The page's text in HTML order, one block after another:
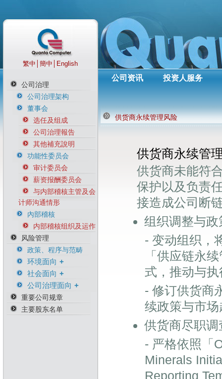
繁中 簡中 English
公司治理
公司治理架构
董事会
选任及组成
公司治理報告
其他補充說明
功能性委员会
审计委员会
薪资报酬委员会
与内部稽核主管及会
计师沟通情形
內部稽核
内部稽核组织及运作
风险管理
政策、程序与范畴
环境面向
环境危机风险
环境管理与职安相关
证书
社会面向
人权意识风险險
公司治理面向
商务因应风险
营运持续风险
重要公司规章
主要股东名单
公司资讯 投资人服务
供货商永续管理风险
供货商永续管
供货商未能符
保护以及负责
接造成公司断
组织调整与政
- 变动组织，
「供应链永
式，推动与
- 修订供货商
续政策与市
供货商尽职
- 严格依照「
Minerals
Reporting